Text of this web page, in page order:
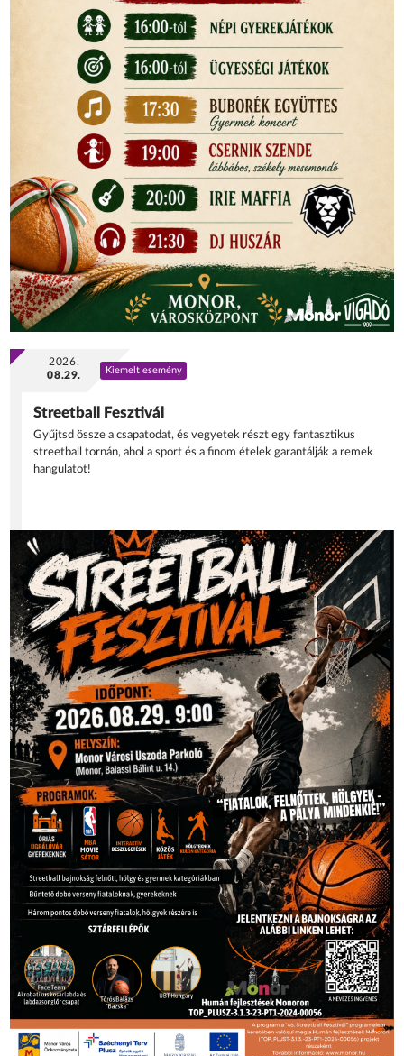
2026.
08.29.
Kiemelt esemény
Streetball Fesztivál
Gyűjtsd össze a csapatodat, és vegyetek részt egy fantasztikus
streetball tornán, ahol a sport és a finom ételek garantálják a remek
hangulatot!